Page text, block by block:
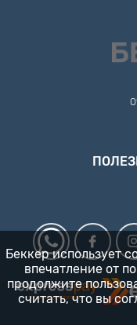
Беккер использует
впечатление от
продолжите
считать, что вы